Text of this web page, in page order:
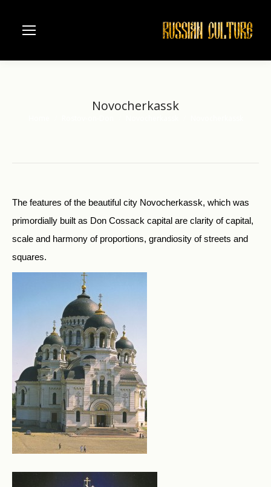
Novocherkassk
The features of the beautiful city Novocherkassk, which was
primordially built as Don Cossack capital are clarity of capital,
scale and harmony of proportions, grandiosity of streets and
squares.